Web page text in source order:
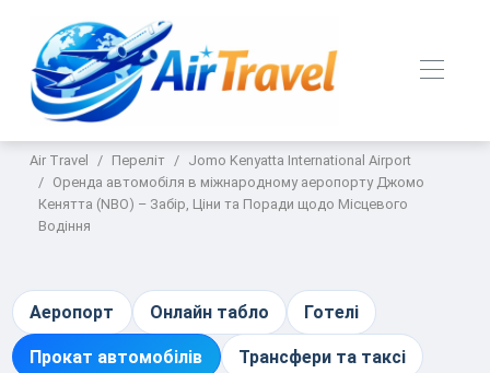
Air Travel Переліт
Jomo Kenyatta International Airport
Оренда автомобіля в міжнародному аеропорту Джомо
Кенятта (NBO) – Забір, Ціни та Поради щодо Місцевого
Водіння
Аеропорт Онлайн табло Готелі
Прокат автомобілів Трансфери та таксі